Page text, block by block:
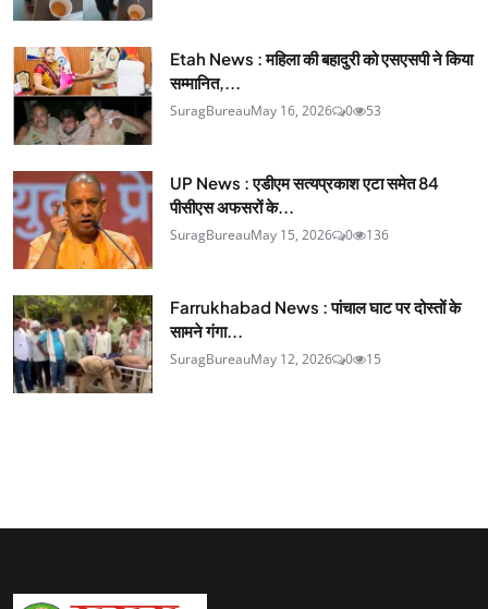
Etah News : महिला की बहादुरी को एसएसपी ने किया
सम्मानित,...
SuragBureauMay 16, 2026 0 53
UP News : एडीएम सत्यप्रकाश एटा समेत 84
पीसीएस अफसरों के...
SuragBureauMay 15, 2026 0 136
Farrukhabad News : पांचाल घाट पर दोस्तों के
सामने गंगा...
SuragBureauMay 12, 2026 0 15